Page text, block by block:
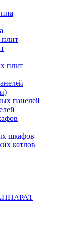
плит
плит
панелей
шкафов
котлов